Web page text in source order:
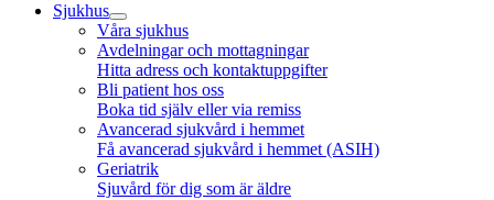
Sjukhus
Våra sjukhus
Avdelningar och mottagningar
Hitta adress och kontaktuppgifter
Bli patient hos oss
Boka tid själv eller via remiss
Avancerad sjukvård i hemmet
Få avancerad sjukvård i hemmet (ASIH)
Geriatrik
Sjuvård för dig som är äldre